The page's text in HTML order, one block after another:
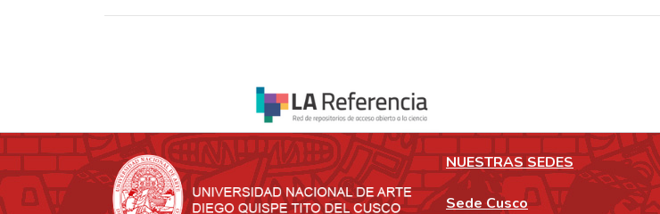
NUESTRAS SEDES
Sede Cusco